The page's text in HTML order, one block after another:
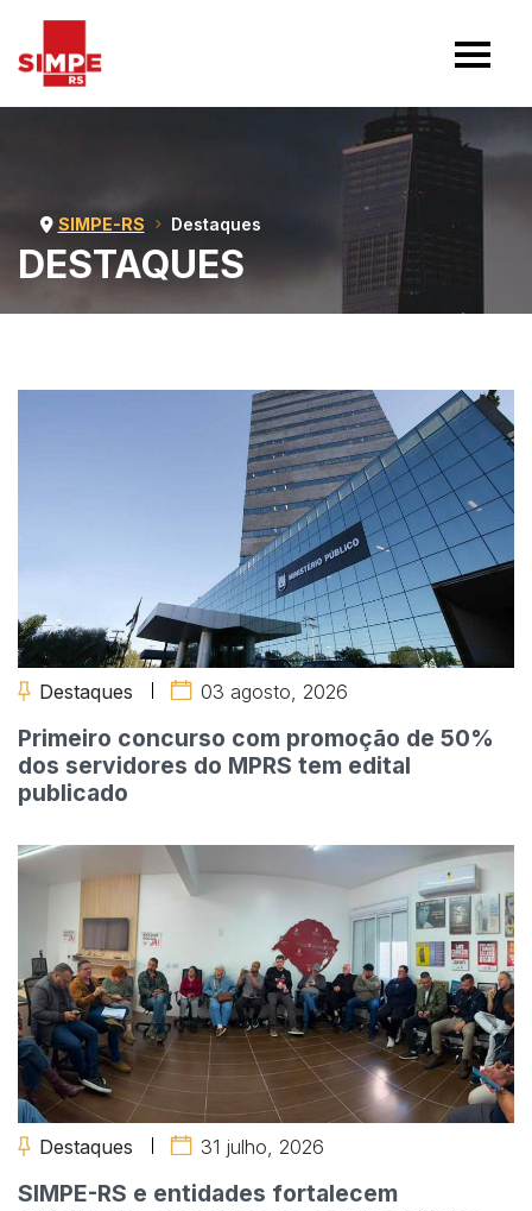
DESTAQUES
SIMPE-RS Destaques
Destaques 03 agosto, 2026
Primeiro concurso com promoção de 50%
dos servidores do MPRS tem edital
publicado
Destaques 31 julho, 2026
SIMPE-RS e entidades fortalecem